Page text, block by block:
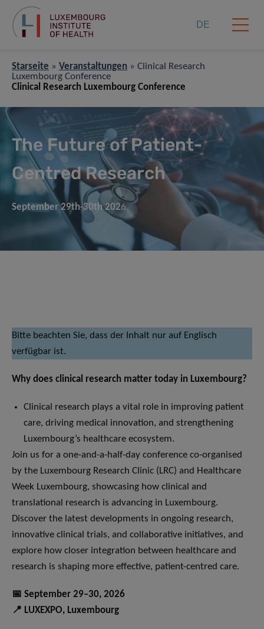
DE
Starseite » Veranstaltungen » Clinical Research
Luxembourg Conference
Clinical Research Luxembourg Conference
The Future of Patient-
Centred Research
September 29th-30th 2026
Bitte beachten Sie, dass der Inhalt nur auf Englisch
verfügbar ist.
Why does clinical research matter today in Luxembourg?
Clinical research plays a vital role in improving patient
care, driving medical innovation, and strengthening
Luxembourg’s healthcare ecosystem.
Join us for a one-and-a-half-day conference co-organised
by the Luxembourg Research Clinic (LRC) and Healthcare
Week Luxembourg, showcasing how clinical and
translational research is advancing in Luxembourg.
Discover the latest developments in ongoing research,
innovative clinical trials, and collaborative initiatives, and
explore how closer integration between healthcare and
research is shaping more effective, patient-centred care.
📅 September 29–30, 2026
📍 LUXEXPO, Luxembourg